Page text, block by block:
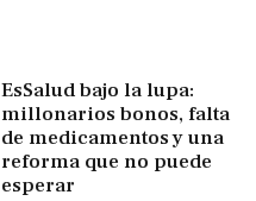
EsSalud bajo la lupa:
millonarios bonos, falta
de medicamentos y una
reforma que no puede
esperar